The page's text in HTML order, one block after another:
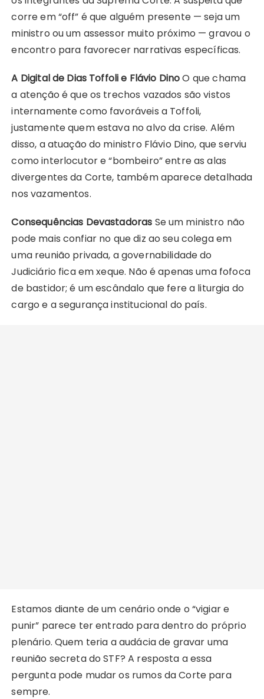
corre em “off” é que alguém presente — seja um
ministro ou um assessor muito próximo — gravou o
encontro para favorecer narrativas específicas.
A Digital de Dias Toffoli e Flávio DinoO que chama
a atenção é que os trechos vazados são vistos
internamente como favoráveis a Toffoli,
justamente quem estava no alvo da crise. Além
disso, a atuação do ministro Flávio Dino, que serviu
como interlocutor e “bombeiro” entre as alas
divergentes da Corte, também aparece detalhada
nos vazamentos.
Consequências Devastadoras Se um ministro não
pode mais confiar no que diz ao seu colega em
uma reunião privada, a governabilidade do
Judiciário fica em xeque. Não é apenas uma fofoca
de bastidor; é um escândalo que fere a liturgia do
cargo e a segurança institucional do país.
Estamos diante de um cenário onde o “vigiar e
punir” parece ter entrado para dentro do próprio
plenário. Quem teria a audácia de gravar uma
reunião secreta do STF? A resposta a essa
pergunta pode mudar os rumos da Corte para
sempre.